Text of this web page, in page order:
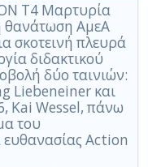
T4 Μαρτυρία
θανάτωση ΑμεΑ
σκοτεινή πλευρά
διδακτικού
δύο ταινιών:
Liebeneiner και
Kai Wessel, πάνω
του
Action